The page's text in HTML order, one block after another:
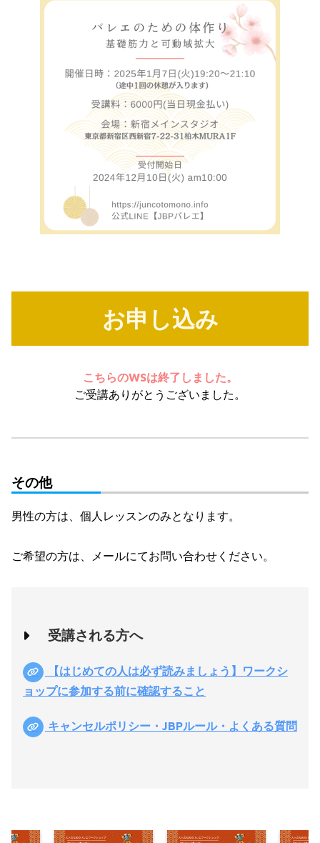
お申し込み
こちらのWSは終了しました。
ご受講ありがとうございました。
その他
男性の方は、個人レッスンのみとなります。
ご希望の方は、メールにてお問い合わせください。
受講される方へ
【はじめての人は必ず読みましょう】ワークシ
ョップに参加する前に確認すること
キャンセルポリシー・JBPルール・よくある質問